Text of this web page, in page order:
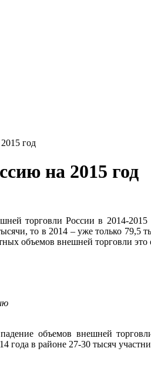
год
на 2015 год
торговли России в 2014-2015
то в 2014 – уже только
объемов внешней торговли это
объемов внешней торговли
года в районе 27-30 тысяч